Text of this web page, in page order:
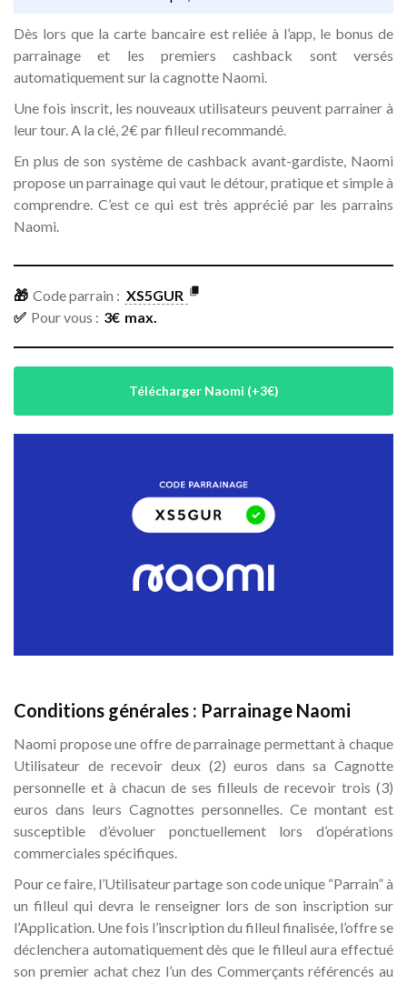
Dès lors que la carte bancaire est reliée à l’app, le bonus de
parrainage et les premiers cashback sont versés
automatiquement sur la cagnotte Naomi.
Une fois inscrit, les nouveaux utilisateurs peuvent parrainer à
leur tour. A la clé, 2€ par filleul recommandé.
En plus de son système de cashback avant-gardiste, Naomi
propose un parrainage qui vaut le détour, pratique et simple à
comprendre. C’est ce qui est très apprécié par les parrains
Naomi.
🎁 Code parrain : XS5GUR
✅ Pour vous : 3€ max.
Télécharger Naomi (+3€)
Naomi
Conditions générales : Parrainage Naomi
Naomi propose une offre de parrainage permettant à chaque
Utilisateur de recevoir deux (2) euros dans sa Cagnotte
personnelle et à chacun de ses filleuls de recevoir trois (3)
euros dans leurs Cagnottes personnelles. Ce montant est
susceptible d’évoluer ponctuellement lors d’opérations
commerciales spécifiques.
Pour ce faire, l’Utilisateur partage son code unique “Parrain” à
un filleul qui devra le renseigner lors de son inscription sur
l’Application. Une fois l’inscription du filleul finalisée, l’offre se
déclenchera automatiquement dès que le filleul aura effectué
son premier achat chez l’un des Commerçants référencés au